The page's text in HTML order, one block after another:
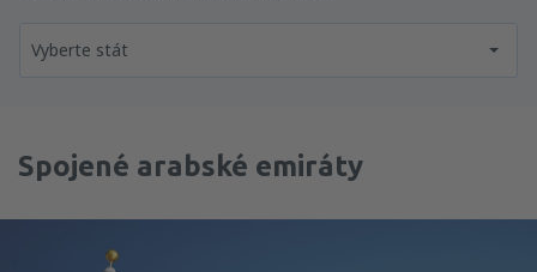
Vyberte stát
Spojené arabské emiráty